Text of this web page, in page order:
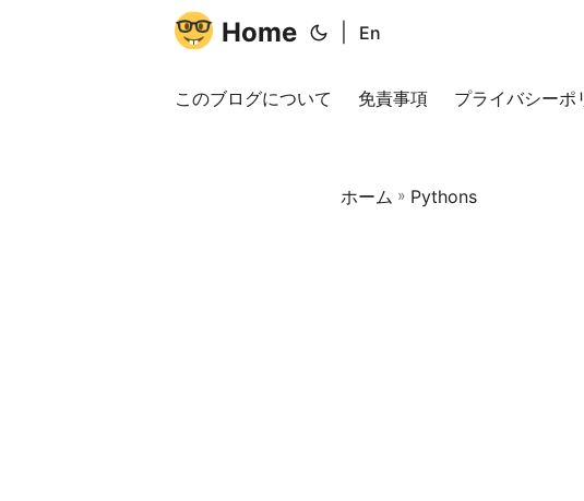
Home En
このブログについて 免責事項 プライバシーポ
ホーム » Pythons